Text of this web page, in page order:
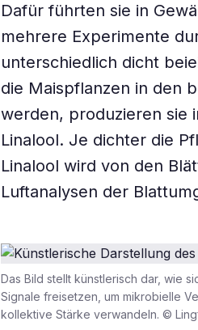
Dafür führten sie in
mehrere Experimente
unterschiedlich dicht
die Maispflanzen in den
werden, produzieren sie
Linalool. Je dichter die
Linalool wird von den
Luftanalysen der
Das Bild stellt künstlerisch dar, wie
Signale freisetzen, um mikrobielle
kollektive Stärke verwandeln. ©